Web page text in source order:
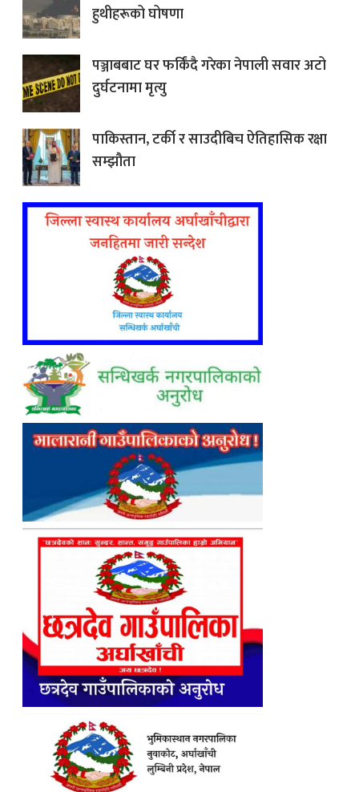
हुथीहरूको घोषणा
पञ्जाबबाट घर फर्किंदै गरेका नेपाली सवार अटो
दुर्घटनामा मृत्यु
पाकिस्तान, टर्की र साउदीबिच ऐतिहासिक रक्षा
सम्झौता